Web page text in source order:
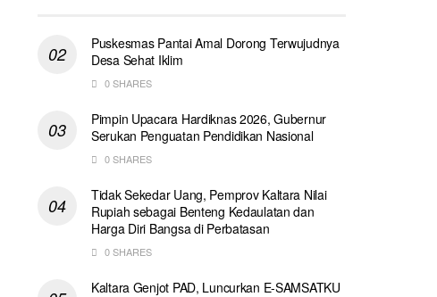
Puskesmas Pantai Amal Dorong Terwujudnya
Desa Sehat Iklim
0 SHARES
Pimpin Upacara Hardiknas 2026, Gubernur
Serukan Penguatan Pendidikan Nasional
0 SHARES
Tidak Sekedar Uang, Pemprov Kaltara Nilai
Rupiah sebagai Benteng Kedaulatan dan
Harga Diri Bangsa di Perbatasan
0 SHARES
Kaltara Genjot PAD, Luncurkan E-SAMSATKU